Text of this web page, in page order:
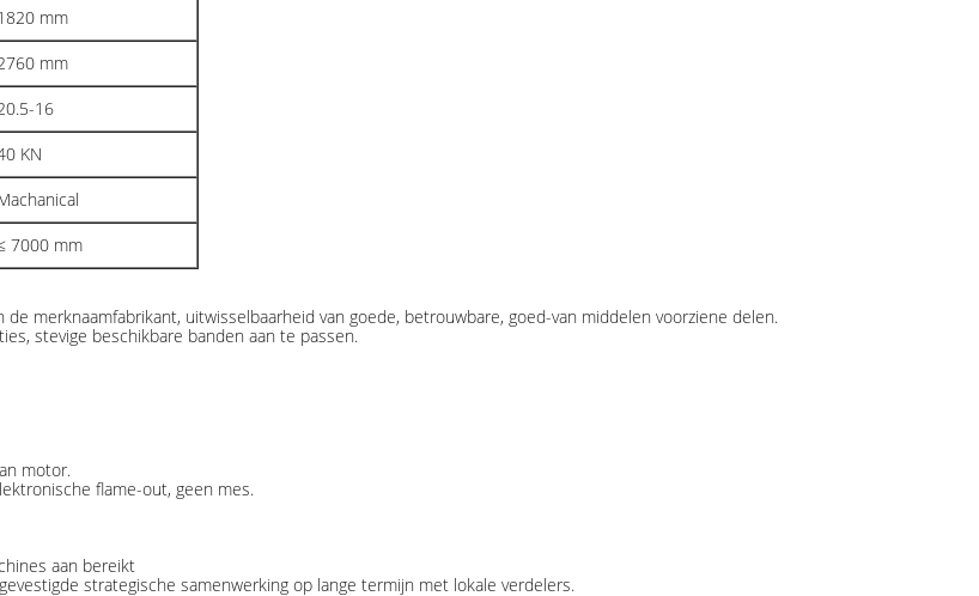
mm
mm
16
KN
7000 mm
merknaamfabrikant, uitwisselbaarheid van goede, betrouwbare, goed-van middelen voorziene delen.
stevige beschikbare banden aan te passen.
motor.
flame-out, geen mes.
aan bereikt
strategische samenwerking op lange termijn met lokale verdelers.